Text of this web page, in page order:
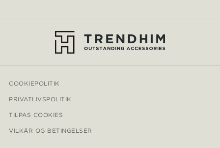
COOKIEPOLITIK
PRIVATLIVSPOLITIK
TILPAS COOKIES
VILKÅR OG BETINGELSER